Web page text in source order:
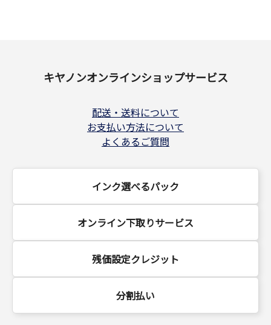
キヤノンオンラインショップサービス
配送・送料について
お支払い方法について
よくあるご質問
インク選べるパック
オンライン下取りサービス
残価設定クレジット
分割払い